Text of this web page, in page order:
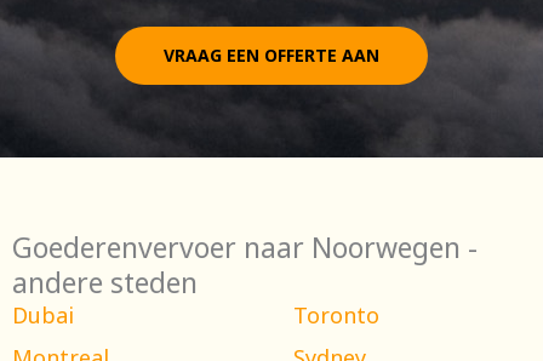
VRAAG EEN OFFERTE AAN
Goederenvervoer naar Noorwegen -
andere steden
Dubai
Toronto